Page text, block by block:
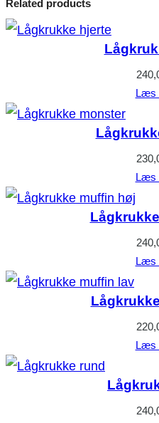
Related products
Læs
Læs
Læs
Læs